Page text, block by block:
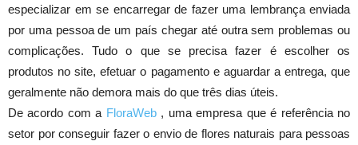
especializar em se encarregar de fazer uma lembrança enviada
por uma pessoa de um país chegar até outra sem problemas ou
complicações. Tudo o que se precisa fazer é escolher os
produtos no site, efetuar o pagamento e aguardar a entrega, que
geralmente não demora mais do que três dias úteis.
De acordo com a FloraWeb , uma empresa que é referência no
setor por conseguir fazer o envio de flores naturais para pessoas